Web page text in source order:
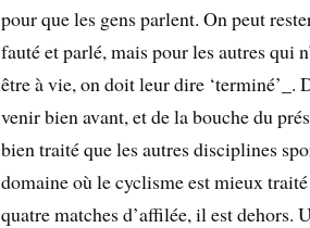
pour que les gens parlent. On peut
fauté et parlé, mais pour les autres qui
être à vie, on doit leur dire ‘terminé’_.
venir bien avant, et de la bouche du
bien traité que les autres disciplines
domaine où le cyclisme est mieux
quatre matches d’affilée, il est dehors.